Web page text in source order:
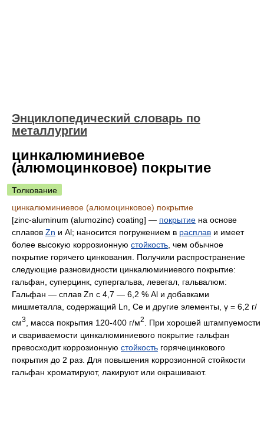
Энциклопедический словарь по
металлургии
цинкалюминиевое
(алюмоцинковое) покрытие
Толкование
цинкалюминиевое (алюмоцинковое) покрытие
[zinc-aluminum (alumozinc) coating] — покрытие на основе
сплавов Zn и Al; наносится погружением в расплав и имеет
более высокую коррозионную стойкость , чем обычное
покрытие горячего цинкования. Получили распространение
следующие разновидности цинкалюминиевого покрытие:
гальфан, суперцинк, супергальва, левегал, гальвалюм:
Гальфан — сплав Zn с 4,7 — 6,2 % Al и добавками
мишметалла, содержащий Ln, Се и другие элементы, γ = 6,2 г/
см3 , масса покрытия 120-400 г/м2
. При хорошей штампуемости
и свариваемости цинкалюминиевого покрытие гальфан
превосходит коррозионную стойкость горячецинкового
покрытия до 2 раз. Для повышения коррозионной стойкости
гальфан хроматируют, лакируют или окрашивают.